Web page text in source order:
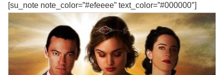
[su_note note_color=”#efeeee” text_color=”#000000″]